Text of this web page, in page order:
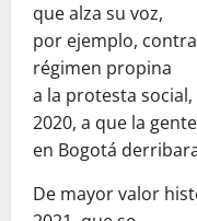
que alza su voz,
por ejemplo,
régimen propina
a la protesta
2020, a que la gente
en Bogotá
De mayor valor